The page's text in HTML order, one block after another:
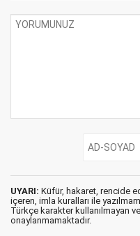
UYARI: Küfür, hakaret, rencide
içeren, imla kuralları ile
Türkçe karakter kullanılmayan
onaylanmamaktadır.